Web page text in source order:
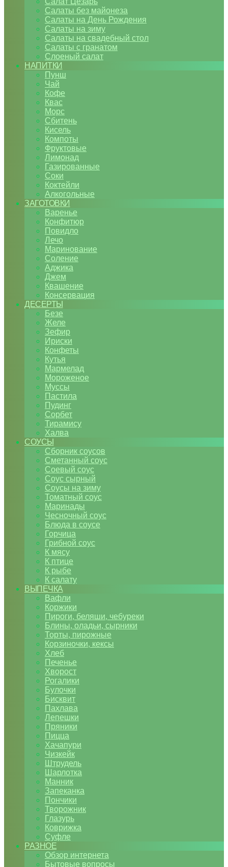
Салаты без майонеза
Салаты на День Рождения
Салаты на зиму
Салаты на свадебный стол
Салаты с гранатом
Слоеный салат
НАПИТКИ
Пунш
Чай
Кофе
Квас
Морс
Сбитень
Кисель
Компоты
Фруктовые
Лимонад
Газированные
Соки
Коктейли
Алкогольные
ЗАГОТОВКИ
Варенье
Конфитюр
Повидло
Лечо
Маринование
Соление
Аджика
Джем
Квашение
Консервация
ДЕСЕРТЫ
Безе
Желе
Зефир
Ириски
Конфеты
Кутья
Мармелад
Мороженое
Муссы
Пастила
Пудинг
Сорбет
Тирамису
Халва
СОУСЫ
Сборник соусов
Сметанный соус
Соевый соус
Соус сырный
Соусы на зиму
Томатный соус
Маринады
Чесночный соус
Блюда в соусе
Горчица
Грибной соус
К мясу
К птице
К рыбе
К салату
ВЫПЕЧКА
Вафли
Коржики
Пироги, беляши, чебуреки
Блины, оладьи, сырники
Торты, пирожные
Корзиночки, кексы
Хлеб
Печенье
Хворост
Рогалики
Булочки
Бисквит
Пахлава
Лепешки
Пряники
Пицца
Хачапури
Чизкейк
Штрудель
Шарлотка
Манник
Запеканка
Пончики
Творожник
Глазурь
Коврижка
Суфле
РАЗНОЕ
Обзор интернета
Бытовые вопросы